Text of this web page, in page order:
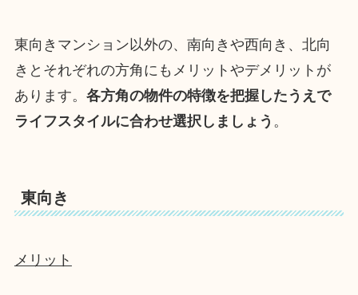
東向きマンション以外の、南向きや西向き、北向
きとそれぞれの方角にもメリットやデメリットが
あります。 各方角の物件の特徴を把握したうえで
ライフスタイルに合わせ選択しましょう 。
東向き
メリット